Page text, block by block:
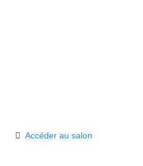
Accéder au salon